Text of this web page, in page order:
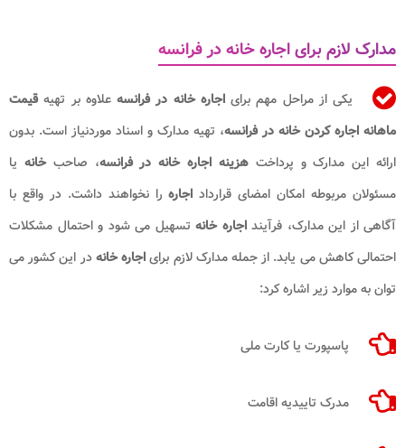
مدارک لازم برای اجاره خانه در فرانسه
یکی از مراحل مهم برای اجاره خانه در فرانسه علاوه بر تهیهقیمت
ماهانه اجاره کردن خانه در فرانسه، تهیه مدارک و اسناد موردنیاز است. بدون
ارائه این مدارک و پرداختهزینه اجاره خانه در فرانسه، صاحبخانه یا
مسئولان مربوطه امکان امضای قرارداد اجاره را نخواهند داشت. در واقع با
آگاهی از این مدارک، فرآیند اجاره خانه تسهیل می شود و احتمال مشکلات
احتمالی کاهش می یابد. از جمله مدارک لازم برایاجاره خانهدر این کشور می
توان به موارد زیر اشاره کرد:
پاسپورت یا کارت ملی
مدرک تاییدیه اقامت